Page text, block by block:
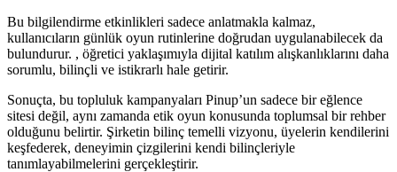
Bu bilgilendirme etkinlikleri sadece anlatmakla kalmaz,
kullanıcıların günlük oyun rutinlerine doğrudan uygulanabilecek da
bulundurur. , öğretici yaklaşımıyla dijital katılım alışkanlıklarını daha
sorumlu, bilinçli ve istikrarlı hale getirir.
Sonuçta, bu topluluk kampanyaları Pinup’un sadece bir eğlence
sitesi değil, aynı zamanda etik oyun konusunda toplumsal bir rehber
olduğunu belirtir. Şirketin bilinç temelli vizyonu, üyelerin kendilerini
keşfederek, deneyimin çizgilerini kendi bilinçleriyle
tanımlayabilmelerini gerçekleştirir.